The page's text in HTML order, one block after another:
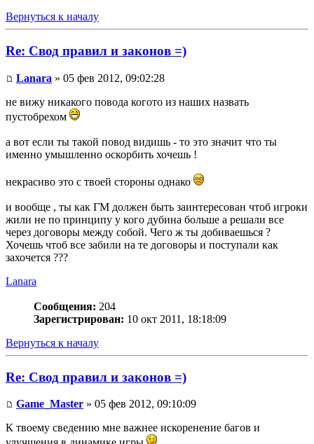
Вернуться к началу
Re: Свод правил и законов =)
Lanara » 05 фев 2012, 09:02:28
не вижу никакого повода когото из наших назвать
пустобрехом
а вот если ты такой повод видишь - то это значит что ты
именно умышленно оскорбить хочешь !
некрасиво это с твоей стороны однако
и вообще , ты как ГМ должен быть заинтересован чтоб игроки
жили не по принципу у кого дубина больше а решали все
через договоры между собой. Чего ж ты добиваешься ?
Хочешь чтоб все забили на те договоры и поступали как
захочется ???
Lanara
Сообщения: 204
Зарегистрирован: 10 окт 2011, 18:18:09
Вернуться к началу
Re: Свод правил и законов =)
Game_Master » 05 фев 2012, 09:10:09
К твоему сведению мне важнее искоренение багов и